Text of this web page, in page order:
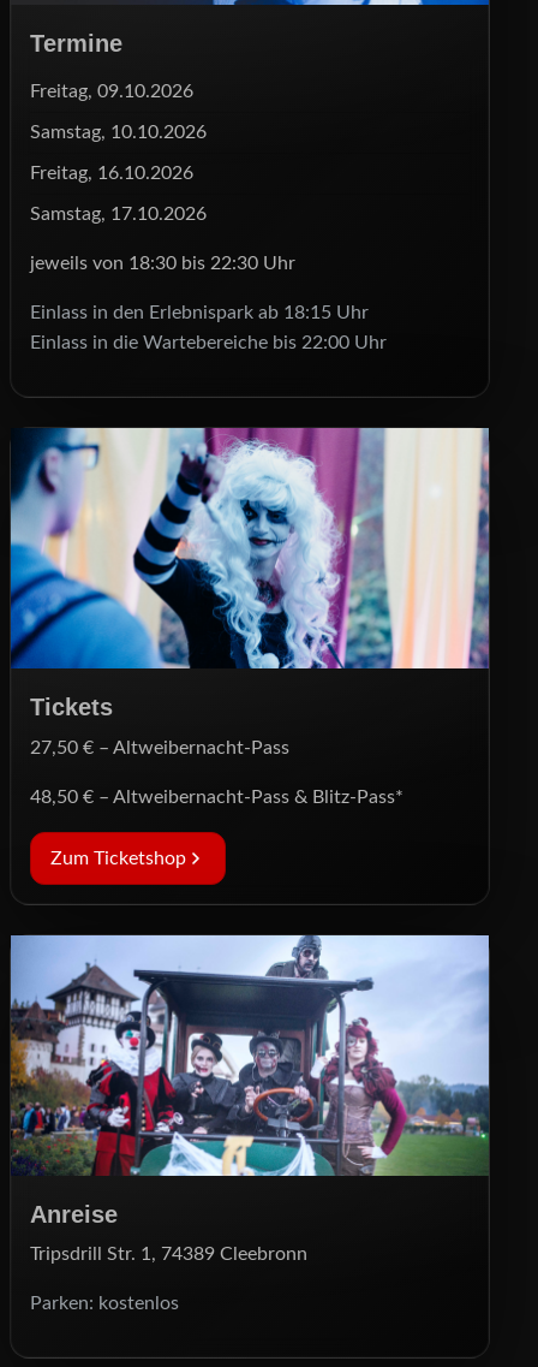
Termine
Freitag, 09.10.2026
Samstag, 10.10.2026
Freitag, 16.10.2026
Samstag, 17.10.2026
jeweils von 18:30 bis 22:30 Uhr
Einlass in den Erlebnispark ab 18:15 Uhr
Einlass in die Wartebereiche bis 22:00 Uhr
Tickets
27,50 € – Altweibernacht-Pass
48,50 € – Altweibernacht-Pass & Blitz-Pass*
Zum Ticketshop
Anreise
Tripsdrill Str. 1, 74389 Cleebronn
Parken: kostenlos